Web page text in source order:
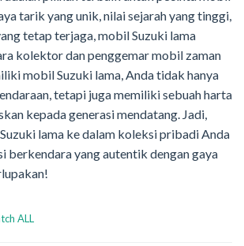
tarik yang unik, nilai sejarah yang tinggi,
tetap terjaga, mobil Suzuki lama
kolektor dan penggemar mobil zaman
mobil Suzuki lama, Anda tidak hanya
tetapi juga memiliki sebuah harta
kepada generasi mendatang. Jadi,
lama ke dalam koleksi pribadi Anda
berkendara yang autentik dengan gaya
ALL